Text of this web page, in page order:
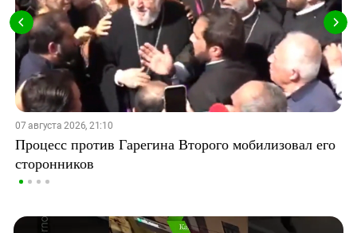
07 августа 2026, 21:10
Процесс против Гарегина Второго мобилизовал его
сторонников